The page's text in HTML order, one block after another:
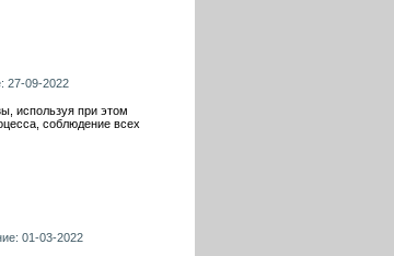
27-09-2022
используя при этом
соблюдение всех
01-03-2022